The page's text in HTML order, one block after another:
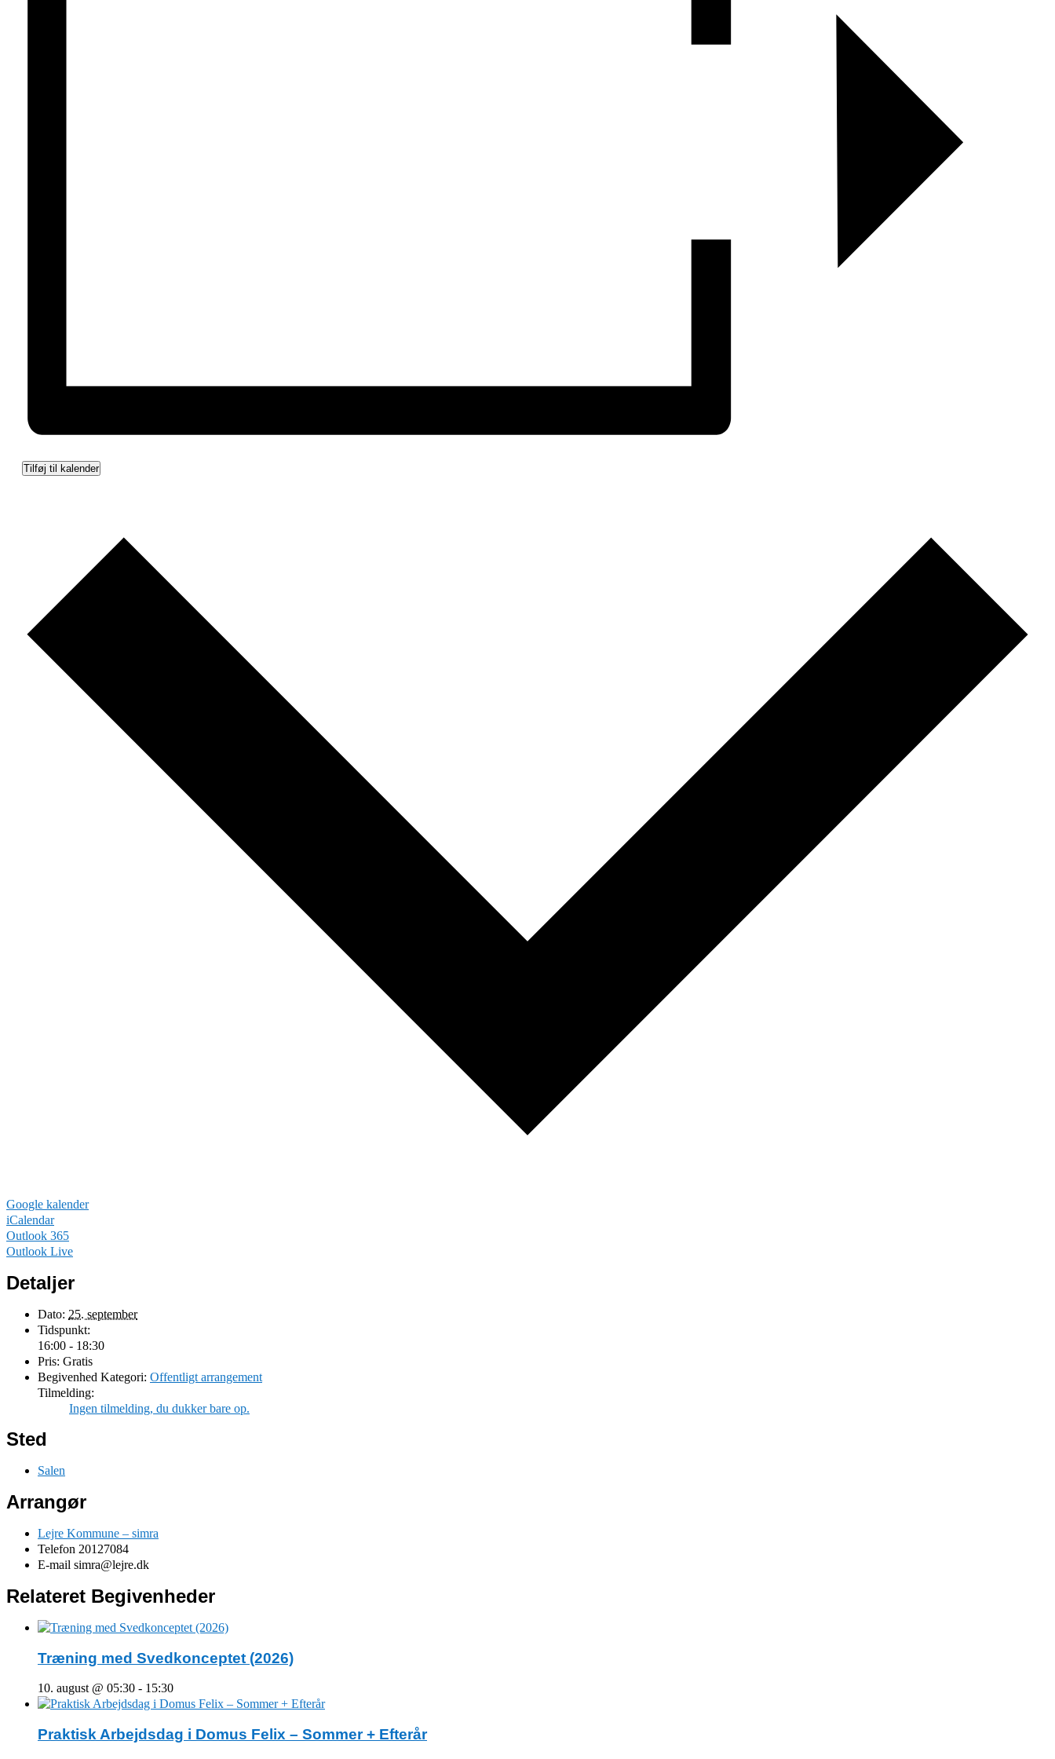
Tilføj til kalender
Google kalender
iCalendar
Outlook 365
Outlook Live
Detaljer
Dato: 25. september
Tidspunkt:
16:00 - 18:30
Pris: Gratis
Begivenhed Kategori: Offentligt arrangement
Tilmelding:
Ingen tilmelding, du dukker bare op.
Sted
Salen
Arrangør
Lejre Kommune – simra
Telefon 20127084
E-mail simra@lejre.dk
Relateret Begivenheder
Træning med Svedkonceptet (2026)
10. august @ 05:30 - 15:30
Praktisk Arbejdsdag i Domus Felix – Sommer + Efterår